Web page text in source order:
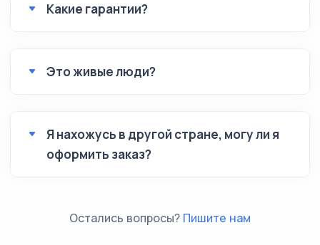
Какие гарантии?
Это живые люди?
Я нахожусь в другой стране, могу ли я
оформить заказ?
Остались вопросы? Пишите нам